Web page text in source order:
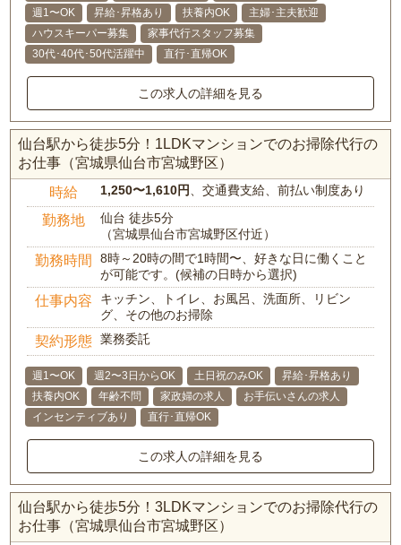
週1〜OK
昇給･昇格あり 扶養内OK
主婦･主夫歓迎
ハウスキーパー募集
家事代行スタッフ募集
30代･40代･50代活躍中
直行･直帰OK
この求人の詳細を見る
仙台駅から徒歩5分！1LDKマンションでのお掃除代行の
お仕事（宮城県仙台市宮城野区）
時給 1,250〜1,610円、交通費支給、前払い制度あり
勤務地
仙台 徒歩5分
（宮城県仙台市宮城野区付近）
勤務時間
8時～20時の間で1時間〜、好きな日に働くこと
が可能です。(候補の日時から選択)
仕事内容
キッチン、トイレ、お風呂、洗面所、リビン
グ、その他のお掃除
契約形態 業務委託
週1〜OK 週2〜3日からOK 土日祝のみOK
昇給･昇格あり
扶養内OK
年齢不問 家政婦の求人
お手伝いさんの求人
インセンティブあり
直行･直帰OK
この求人の詳細を見る
仙台駅から徒歩5分！3LDKマンションでのお掃除代行の
お仕事（宮城県仙台市宮城野区）